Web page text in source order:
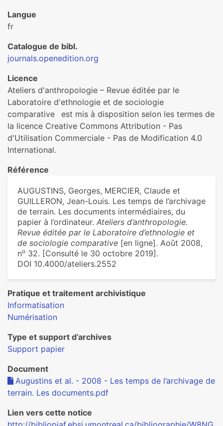
Langue
fr
Catalogue de bibl.
journals.openedition.org
Licence
Ateliers d'anthropologie – Revue éditée par le
Laboratoire d'ethnologie et de sociologie
comparative est mis à disposition selon les termes de
la licence Creative Commons Attribution - Pas
d'Utilisation Commerciale - Pas de Modification 4.0
International.
Référence
AUGUSTINS, Georges, MERCIER, Claude et
GUILLERON, Jean-Louis. Les temps de l’archivage
de terrain. Les documents intermédiaires, du
papier à l’ordinateur. Ateliers d’anthropologie.
Revue éditée par le Laboratoire d’ethnologie et
de sociologie comparative [en ligne]. Août 2008,
no 32. [Consulté le 30 octobre 2019].
DOI 10.4000/ateliers.2552
Pratique et traitement archivistique
Informatisation
Numérisation
Type et support d’archives
Support papier
Document
Augustins et al. - 2008 - Les temps de l’archivage de
terrain. Les documents.pdf
Lien vers cette notice